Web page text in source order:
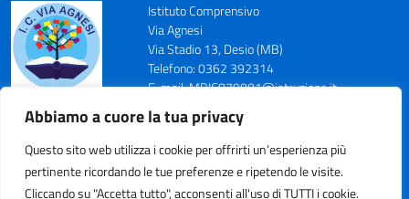
Abbiamo a cuore la tua privacy
Questo sito web utilizza i cookie per offrirti un’esperienza più
pertinente ricordando le tue preferenze e ripetendo le visite.
Cliccando su "Accetta tutto", acconsenti all'uso di TUTTI i cookie.
Istituto Comprensivo
Via Agnesi
Via Stadio 13, Desio (MB)
Telefono: 0362 392314
E-mail: MBIC879001@istruzione.it
PEC: MBIC879001@pec.istruzione.it
Codice Meccanografico: MBIC879001
Codice Fiscale: 83010550156